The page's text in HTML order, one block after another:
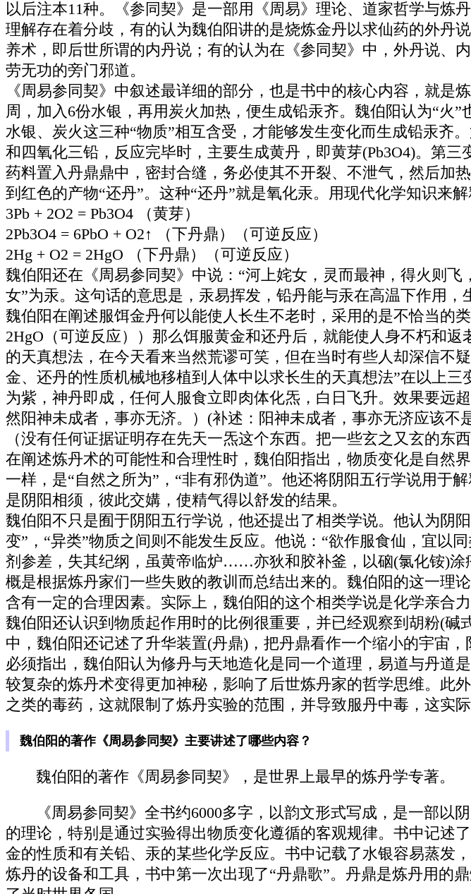
以后注本11种。《参同契》是一部用《周易》理论、道家哲学与炼
理解存在着分歧，有的认为魏伯阳讲的是烧炼金丹以求仙药的外丹
养术，即后世所谓的内丹说；有的认为在《参同契》中，外丹说、
劳无功的旁门邪道。
《周易参同契》中叙述最详细的部分，也是书中的核心内容，就是
周，加入6份水银，再用炭火加热，便生成铅汞齐。魏伯阳认为“火
水银、炭火这三种“物质”相互含受，才能够发生变化而生成铅汞齐
和四氧化三铅，反应完毕时，主要生成黄丹，即黄芽(Pb3O4)。第
药料置入丹鼎鼎中，密封合缝，务必使其不开裂、不泄气，然后加
到红色的产物“还丹”。这种“还丹”就是氧化汞。用现代化学知识来
3Pb + 2O2 = Pb3O4 （黄芽）
2Pb3O4 = 6PbO + O2↑ （下丹鼎）（可逆反应）
2Hg + O2 = 2HgO （下丹鼎）（可逆反应）
魏伯阳还在《周易参同契》中说：“河上姹女，灵而最神，得火则
女”为汞。这句话的意思是，汞易挥发，铅丹能与汞在高温下作用，
魏伯阳在阐述服饵金丹何以能使人长生不老时，采用的是不恰当的
2HgO（可逆反应））那么饵服黄金和还丹后，就能使人身不朽和
的天真想法，在今天看来当然荒谬可笑，但在当时有些人却深信不
金、还丹的性质机械地移植到人体中以求长生的天真想法”在以上
为紫，神丹即成，任何人服食立即肉体化炁，白日飞升。效果要远
然阳神未成者，事亦无济。）(补述：阳神未成者，事亦无济应该
（没有任何证据证明存在先天一炁这个东西。把一些玄之又玄的东
在阐述炼丹术的可能性和合理性时，魏伯阳指出，物质变化是自然
一样，是“自然之所为”，“非有邪伪道”。他还将阴阳五行学说用于
是阴阳相须，彼此交媾，使精气得以舒发的结果。
魏伯阳不只是囿于阴阳五行学说，他还提出了相类学说。他认为阴
变”，“异类”物质之间则不能发生反应。他说：“欲作服食仙，宜
剂参差，失其纪纲，虽黄帝临炉……亦狄和胶补釜，以硇(氯化铵)
概是根据炼丹家们一些失败的教训而总结出来的。魏伯阳的这一理
含有一定的合理因素。实际上，魏伯阳的这个相类学说是化学亲合力
魏伯阳还认识到物质起作用时的比例很重要，并已经观察到胡粉(碱
中，魏伯阳还记述了升华装置(丹鼎)，把丹鼎看作一个缩小的宇宙，
必须指出，魏伯阳认为修丹与天地造化是同一个道理，易道与丹道
较复杂的炼丹术变得更加神秘，影响了后世炼丹家的哲学思维。此
之类的毒药，这就限制了炼丹实验的范围，并导致服丹中毒，这实
魏伯阳的著作《周易参同契》主要讲述了哪些内容？
魏伯阳的著作《周易参同契》，是世界上最早的炼丹学专著。
《周易参同契》全书约6000多字，以韵文形式写成，是一部
的理论，特别是通过实验得出物质变化遵循的客观规律。书中记述
金的性质和有关铅、汞的某些化学反应。书中记载了水银容易蒸发
炼丹的设备和工具，书中第一次出现了“丹鼎歌”。丹鼎是炼丹用的